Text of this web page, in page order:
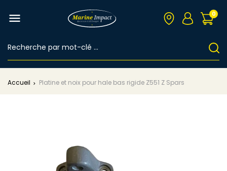
 0
Accueil Platine et noix pour hale bas rigide Z551 Z Spars